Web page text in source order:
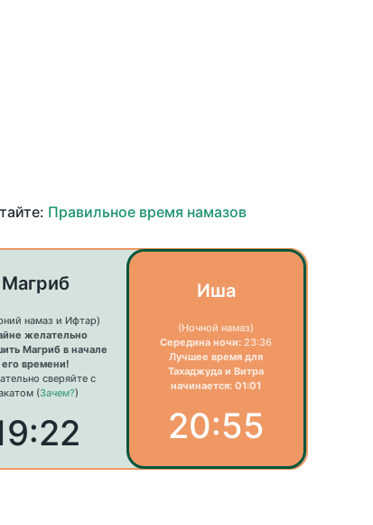
Правильное время намазов
Магриб
намаз и Ифтар)
желательно
Магриб в начале
его времени!
сверяйте с
(Зачем?)
Иша
(Ночной намаз)
Середина ночи: 23:36
Лучшее время для
Тахаджуда и Витра
начинается: 01:01
20:55